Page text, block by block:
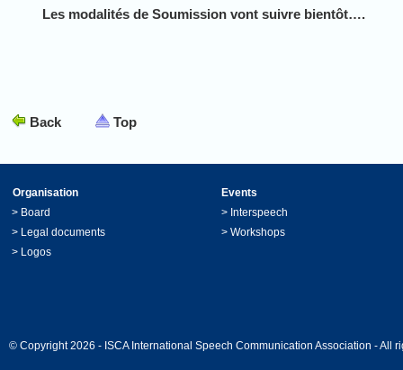
Les modalités de Soumission vont suivre bientôt….
Back Top
Organisation
Events
> Board > Interspeech
> Legal documents > Workshops
> Logos
© Copyright 2026 - ISCA International Speech Communication Association - All